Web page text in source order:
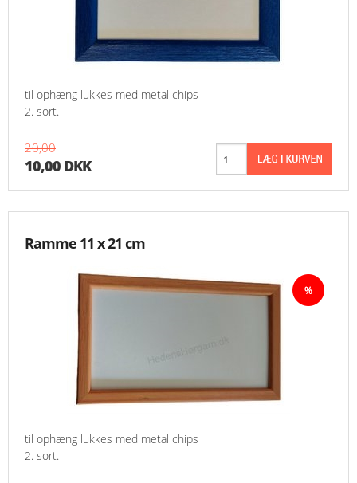
til ophæng lukkes med metal chips
2. sort.
20,00
10,00 DKK
Ramme 11 x 21 cm
til ophæng lukkes med metal chips
2. sort.